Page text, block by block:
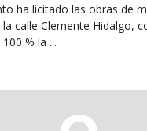
ha licitado las obras de
calle Clemente Hidalgo,
% la ...